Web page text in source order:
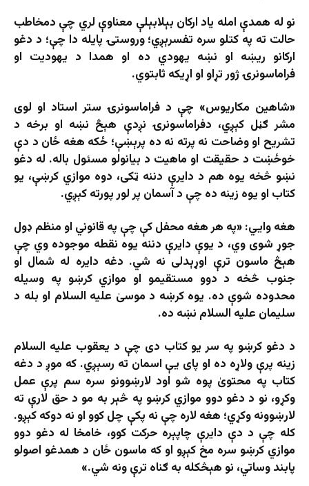
نو له همدې امله یاد ارکان بېلابېلې معناوې لري چې دمخاطب
حالت ته په کتلو سره تفسرېږي؛ وروستۍ پایله دا چې؛ د دغو
ارکانو ريښه او نښه يهودي ده او همدا د يهوديت او
فراماسونرۍ ژور تړاو او اړيکه ثابتوي.
«شاهين مکاریوس» چې د فراماسونرۍ ستر استاد او لوی
مشر ګڼل کېږي، دفراماسونرۍ نږدې هېڅ نښه او برخه د
تشریح او وضاحت نه پرته نه ده پرېښې؛ ځکه هغه ځان د دې
خوځښت د حقيقت او ماهيت د بيانولو مسئول باله. له دغو
نښو څخه يوه هم د دايرې دننه ټکی، دوه موازي کرښې، يو
کتاب او يوه زينه ده چې د آسمان پر لور پورته کېږي.
هغه وايي: «په هر هغه محفل کې چې په قانوني او منظم ډول
جوړ شوی وي، د يوې دايرې دننه يوه نقطه موجوده وي چې
هېڅ ماسون ترې اوړېدلی نه شي. دغه دايره له شمال او
جنوب څخه د دوو مستقيمو او موازي کرښو په وسيله
محدوده شوې ده. يوه کرښه د موسیٰ عليه السلام او بله د
سليمان عليه السلام نښه ده.
د دغو کرښو په سر يو کتاب دی چې د يعقوب عليه السلام
زينه پرې ولاړه ده او پای يې اسمان ته رسېږي. که موږ د دغه
کتاب په محتویٰ پوه شو اود لارښوونو سره سم پرې عمل
وکړو، نو د دغو دوو موازي کرښو په څېر به مو د حق لارې ته
لارښوونه وکړي؛ هغه لاره چې نه پکې چل کوو او نه دوکه کېږو.
کله چې د دې دايرې چاپېره حرکت کوو، خامخا له دغو دوو
موازي کرښو سره مخ کېږو او که ماسون ځان د همدغو اصولو
پابند وساتي، نو هېڅکله به ګناه ترې ونه شي.»